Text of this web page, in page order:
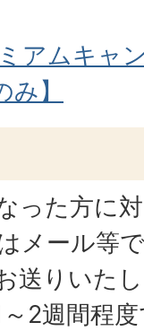
アムキャ
】
った方に
メール等
送りいた
2週間程